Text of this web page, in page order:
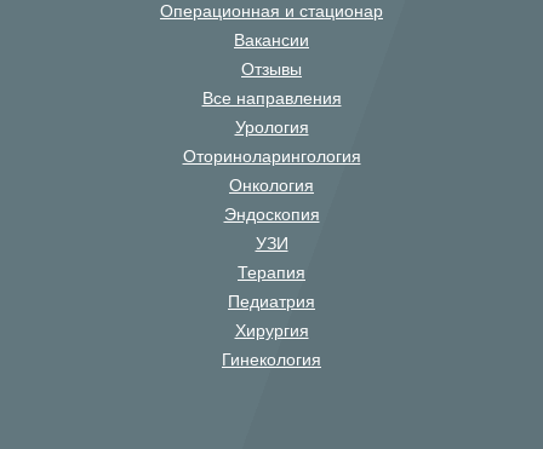
Операционная и стационар
Вакансии
Отзывы
Все направления
Урология
Оториноларингология
Онкология
Эндоскопия
УЗИ
Терапия
Педиатрия
Хирургия
Гинекология